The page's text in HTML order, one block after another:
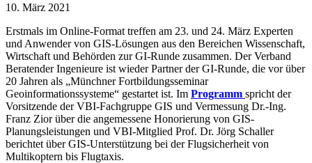
10. März 2021
Erstmals im Online-Format treffen am 23. und 24. März Experten
und Anwender von GIS-Lösungen aus den Bereichen Wissenschaft,
Wirtschaft und Behörden zur GI-Runde zusammen. Der Verband
Beratender Ingenieure ist wieder Partner der GI-Runde, die vor über
20 Jahren als „Münchner Fortbildungsseminar
Geoinformationssysteme“ gestartet ist. Im Programm spricht der
Vorsitzende der VBI-Fachgruppe GIS und Vermessung Dr.-Ing.
Franz Zior über die angemessene Honorierung von GIS-
Planungsleistungen und VBI-Mitglied Prof. Dr. Jörg Schaller
berichtet über GIS-Unterstützung bei der Flugsicherheit von
Multikoptern bis Flugtaxis.